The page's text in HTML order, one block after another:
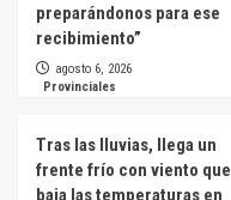
preparándonos para ese
recibimiento”
agosto 6, 2026
Provinciales
Tras las lluvias, llega un
frente frío con viento que
baja las temperaturas en